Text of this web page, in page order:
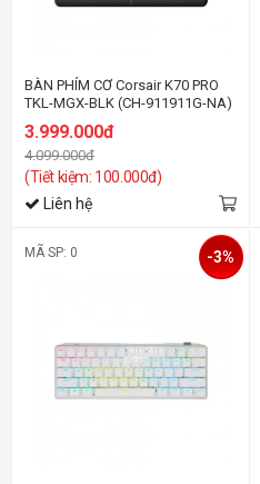
BÀN PHÍM CƠ Corsair K70 PRO
TKL-MGX-BLK (CH-911911G-NA)
3.999.000đ
4.099.000đ
(Tiết kiệm: 100.000đ)
Liên hệ
MÃ SP: 0 -3%